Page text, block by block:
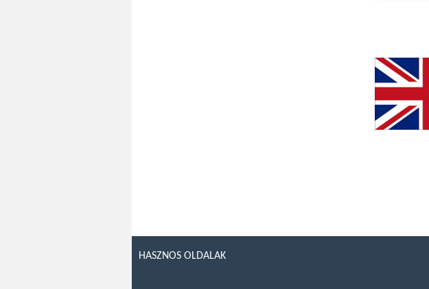
HASZNOS OLDALAK